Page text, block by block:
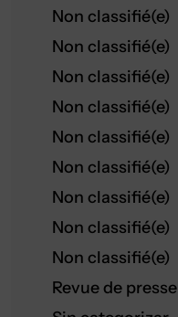
Non classifié(e)
Non classifié(e)
Non classifié(e)
Non classifié(e)
Non classifié(e)
Non classifié(e)
Non classifié(e)
Non classifié(e)
Non classifié(e)
Revue de presse